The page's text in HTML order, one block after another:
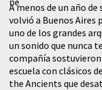
A menos de un año
volvió a Buenos Aires
uno de los grandes
un sonido que nunca
compañía
escuela con clásicos
the Ancients que